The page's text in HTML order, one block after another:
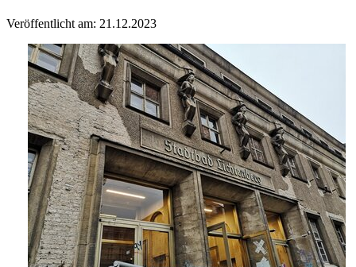
Veröffentlicht am: 21.12.2023